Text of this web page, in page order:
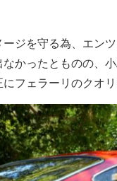
ジを守る為、エン
かったとものの、
フェラーリのクオリ